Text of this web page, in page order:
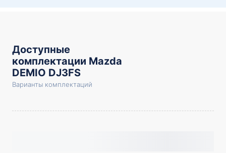
Доступные
комплектации Mazda
DEMIO DJ3FS
Варианты комплектаций